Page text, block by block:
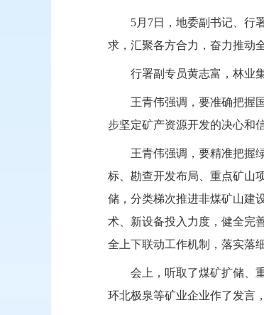
5月7日，地委副书记、 行
求，汇聚各方合力， 奋力推动
行署副专员黄志富， 林业
王青伟强调 ，要准确把握
步坚定矿产资源开发的决心和
王青伟强调，要精准把握
标、勘查开发布局、重点矿山
储， 分类梯次推进非煤矿山建
术、新设备投入力度，健全完
全上下联动工作机制，落实落
会上，听取了煤矿扩储、
环北极泉等矿业企业作了发言，